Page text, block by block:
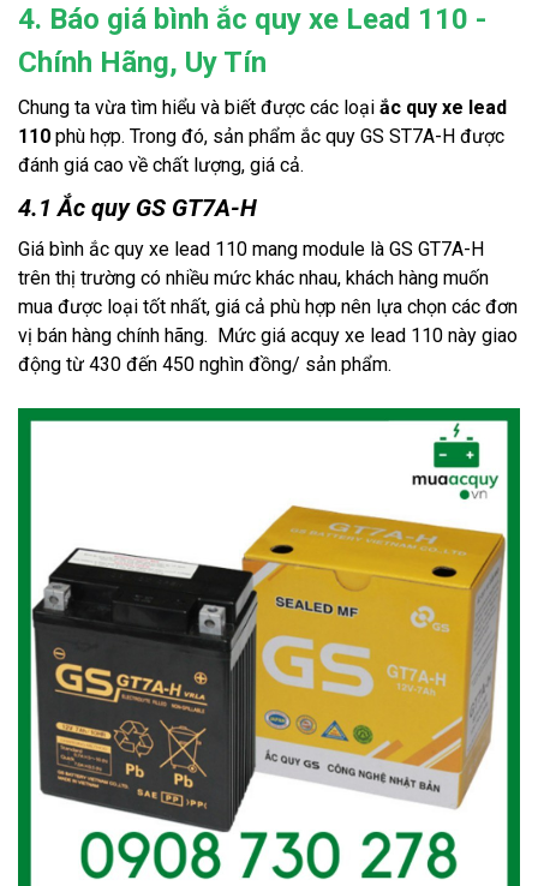
4. Báo giá bình ắc quy xe Lead 110 -
Chính Hãng, Uy Tín
Chung ta vừa tìm hiểu và biết được các loại ắc quy xe lead
110 phù hợp. Trong đó, sản phẩm ắc quy GS ST7A-H được
đánh giá cao về chất lượng, giá cả.
4.1 Ắc quy GS GT7A-H
Giá bình ắc quy xe lead 110 mang module là GS GT7A-H
trên thị trường có nhiều mức khác nhau, khách hàng muốn
mua được loại tốt nhất, giá cả phù hợp nên lựa chọn các đơn
vị bán hàng chính hãng. Mức giá acquy xe lead 110 này giao
động từ 430 đến 450 nghìn đồng/ sản phẩm.